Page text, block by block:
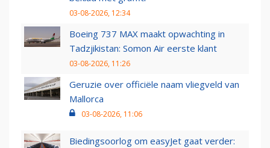
03-08-2026, 12:34
Boeing 737 MAX maakt opwachting in
Tadzjikistan: Somon Air eerste klant
03-08-2026, 11:26
Geruzie over officiële naam vliegveld van
Mallorca
03-08-2026, 11:06
Biedingsoorlog om easyJet gaat verder: